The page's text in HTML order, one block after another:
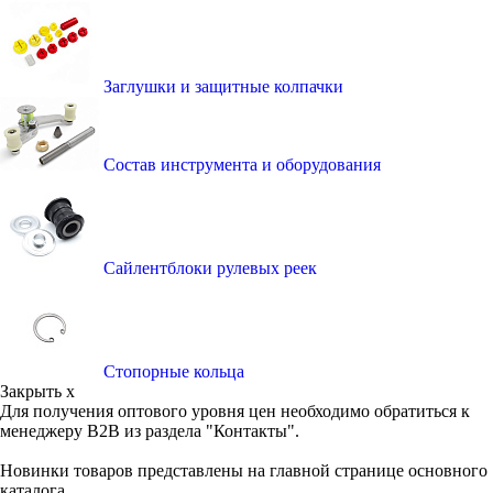
Заглушки и защитные колпачки
Состав инструмента и оборудования
Сайлентблоки рулевых реек
Стопорные кольца
Закрыть x
Для получения оптового уровня цен необходимо обратиться к
менеджеру B2B из раздела "Контакты".
Новинки товаров представлены на главной странице основного